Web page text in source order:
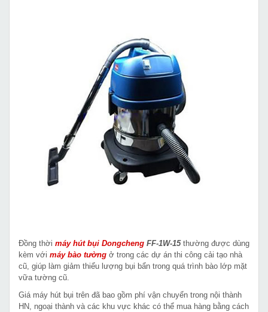
Đồng thời máy hút bụi Dongcheng FF-1W-15thường được dùng
kèm với máy bào tường ở trong các dự án thi công cải tạo nhà
cũ, giúp làm giảm thiểu lượng bụi bẩn trong quá trình bào lớp mặt
vữa tường cũ.
Giá máy hút bụi trên đã bao gồm phí vận chuyển trong nội thành
HN, ngoại thành và các khu vực khác có thể mua hàng bằng cách